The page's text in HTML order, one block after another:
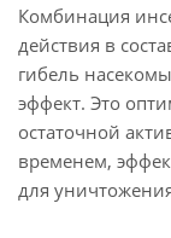
Комбинация
действия в
гибель
эффект. Это
остаточной
временем,
для